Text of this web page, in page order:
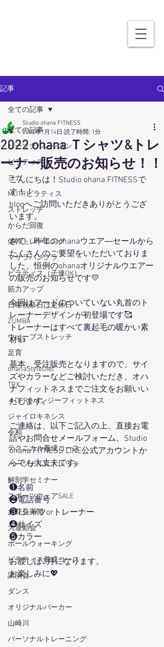
記事
全ての記事
パーソナルレッスン
ピラティス
ヨガ
MOTRピラティス
ストレッチ
からだ回復
体幹トレーニング
マサラバングラ
ピラティス（子連OK）
筋力アップ
日曜祝祭日は定休日
ZUMBA
ウェーブストレッチ
足育
ohanaStyleDiet
TRX
４DPROバンジーフィットネス
ジャイロキネシス
令和
テクニカル養成コース
パーソナルストレッチ
解剖学セミナー
スポーツウェアSALE
お花見満開
大運動会
ポールウォーキング
ピラティス養成コース
講演会
ダンス
オリジナルパーカー
山崎川
パーソナルトレーニング
全ての記事
2022 ohana Ｔシャツ&トレ
ーナー販売のお知らせ！！
Studio ohana FITNESS
2022年1月14日 読了時間: 1分
こんにちは！Studio ohana FITNESSで
す！！
blogへご訪問いただきありがとうござ
います。
さて、昨年のohanaウエア―セールから
たくさんのご要望をいただいておりま
した、恒例のohanaオリジナルウエアー
の販売のお知らせです💛
今回はフードのついていない丸首のト
レーナーデザインが初登場です🥰
トレーナーはすべて裏起毛の暖かい素
材👍
基本、受注販売となりますので、サイ
ズやカラーなどご検討いただき、オハ
ナフィットネスまでご注文をお願いい
たします。
ご連絡は、以下ご記入の上、直接お電
話やお問合せメールフォーム、Studio
ohana FITNESS LINE公式アカウントか
らでも大丈夫です。
❶名前
❷電話番号
❸Tシャツorトレーナー
❹サイズ
❺カラー
お渡しは2月になります。
お楽しみに💖